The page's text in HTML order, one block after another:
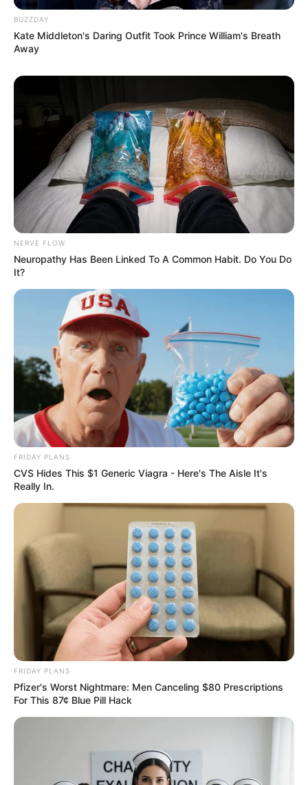
BUZZDAY
Kate Middleton's Daring Outfit Took Prince William's Breath
Away
NERVE FLOW
Neuropathy Has Been Linked To A Common Habit. Do You Do
It?
FRIDAY PLANS
CVS Hides This $1 Generic Viagra - Here's The Aisle It's
Really In.
FRIDAY PLANS
Pfizer's Worst Nightmare: Men Canceling $80 Prescriptions
For This 87¢ Blue Pill Hack